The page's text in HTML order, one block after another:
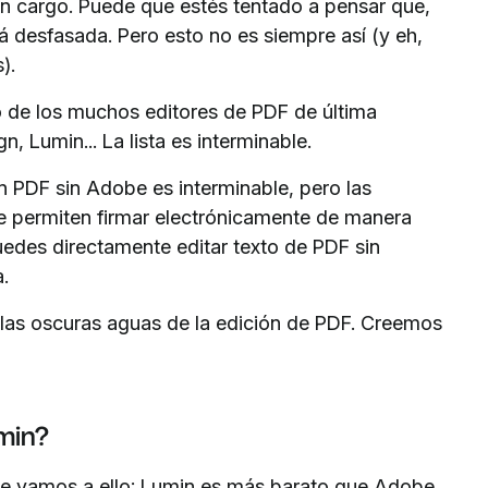
cargo. Puede que estés tentado a pensar que,
Pero esto no es siempre así (y eh,
los muchos editores de PDF de última
Lumin... La lista es interminable.
sin Adobe es interminable, pero las
firmar electrónicamente de manera
directamente editar texto de PDF sin
oscuras aguas de la edición de PDF. Creemos